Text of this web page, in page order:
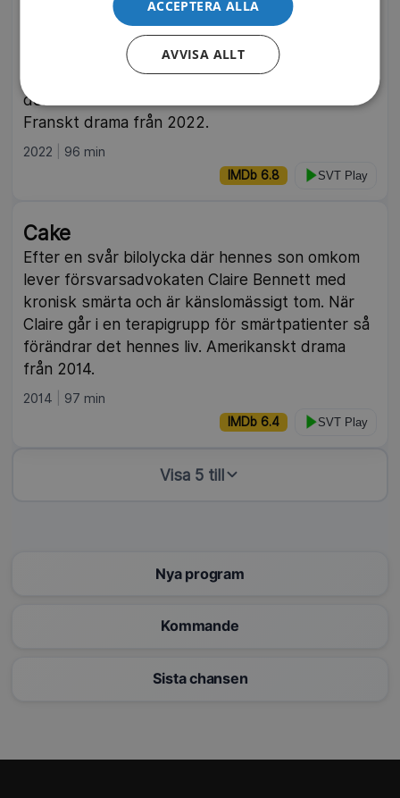
Pissa i motvind
En filmregissör väljer ut fyra av de mest
besvärliga tonåringarna i ett franskt
arbetarklassområde till sin långfilm och pressar
dem allt hårdare för att få fram sanna känslor.
Franskt drama från 2022.
2022 96 min
IMDb 6.8 SVT Play
Cake
Efter en svår bilolycka där hennes son omkom
lever försvarsadvokaten Claire Bennett med
kronisk smärta och är känslomässigt tom. När
Claire går i en terapigrupp för smärtpatienter så
förändrar det hennes liv. Amerikanskt drama
från 2014.
2014 97 min
IMDb 6.4 SVT Play
Visa 5 till
Nya program
Kommande
Sista chansen
ACCEPTERA ALLA
AVVISA ALLT